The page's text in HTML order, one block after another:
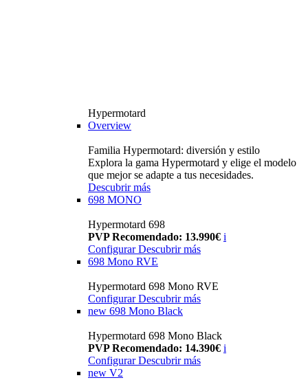
Hypermotard
Overview
Familia Hypermotard: diversión y estilo
Explora la gama Hypermotard y elige el modelo
que mejor se adapte a tus necesidades.
Descubrir más
698 MONO
Hypermotard 698
PVP Recomendado: 13.990€ i
ConfigurarDescubrir más
698 Mono RVE
Hypermotard 698 Mono RVE
Configurar Descubrir más
new 698 Mono Black
Hypermotard 698 Mono Black
PVP Recomendado: 14.390€ i
Configurar Descubrir más
new V2